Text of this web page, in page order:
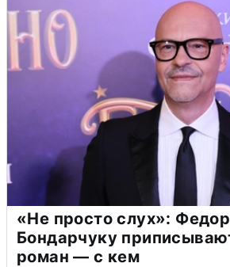
«Не просто слух»:
Бондарчуку
роман — с кем